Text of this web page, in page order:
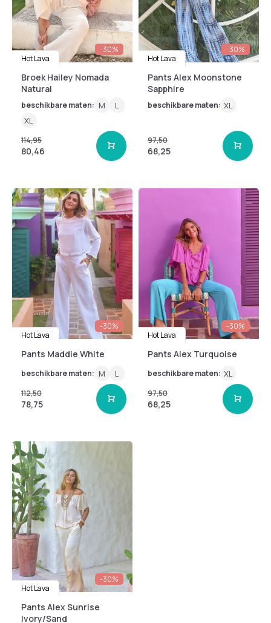
-30%
Hot Lava
Broek Hailey Nomada
Natural
beschikbare maten: M
L
XL
114,95
80,46
-30%
Hot Lava
Pants Alex Moonstone
Sapphire
beschikbare maten: XL
97,50
68,25
-30%
Hot Lava
Pants Maddie White
beschikbare maten: M L
112,50
78,75
-30%
Hot Lava
Pants Alex Turquoise
beschikbare maten: XL
97,50
68,25
-30%
Hot Lava
Pants Alex Sunrise
Ivory/Sand